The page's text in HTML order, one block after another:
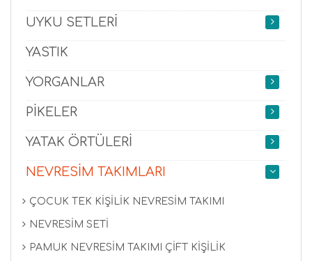
UYKU SETLERİ
YASTIK
YORGANLAR
PİKELER
YATAK ÖRTÜLERİ
NEVRESİM TAKIMLARI
ÇOCUK TEK KİŞİLİK NEVRESİM TAKIMI
NEVRESİM SETİ
PAMUK NEVRESİM TAKIMI ÇİFT KİŞİLİK